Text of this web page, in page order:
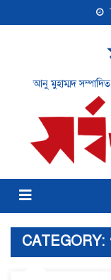
আনু মুহাম্মদ
CATEGORY: